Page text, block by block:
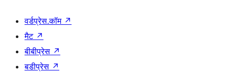
वर्डप्रेस.कॉम ↗
मैट ↗
बीबीप्रेस ↗
बडीप्रेस ↗